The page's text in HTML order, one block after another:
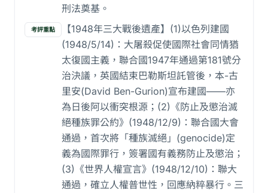
刑法奠基。
考評重點
【1948年三大戰後遺產】(1)以色列建國
(1948/5/14)：大屠殺促使國際社會同情猶
太復國主義，聯合國1947年通過第181號分
治決議，英國結束巴勒斯坦託管後，本-古
里安(David Ben-Gurion)宣布建國——亦
為日後阿以衝突根源；(2)《防止及懲治滅
絕種族罪公約》(1948/12/9)：聯合國大會
通過，首次將「種族滅絕」(genocide)定
義為國際罪行，簽署國有義務防止及懲治；
(3)《世界人權宣言》(1948/12/10)：聯大
通過，確立人權普世性，回應納粹暴行。三